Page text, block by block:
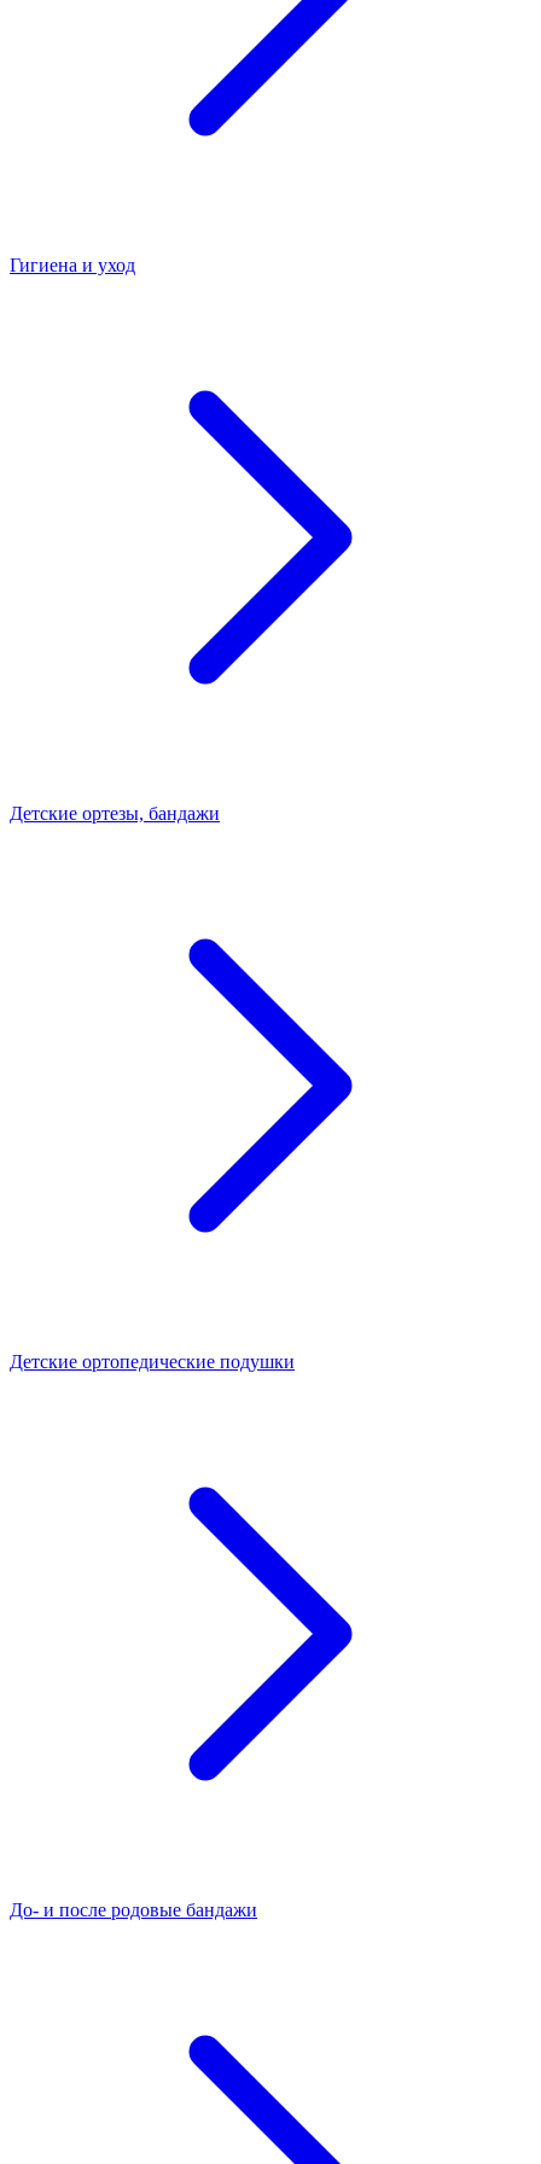
Гигиена и уход
Детские ортезы, бандажи
Детские ортопедические подушки
До- и после родовые бандажи